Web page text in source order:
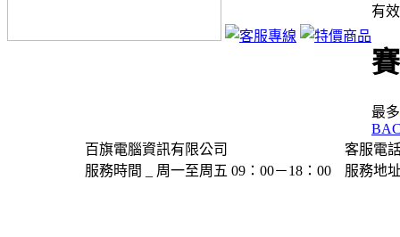
有
最
百旗電腦資訊有限公司
服務時間 _ 周一至周五 09：00－18：00
客服電
服務地